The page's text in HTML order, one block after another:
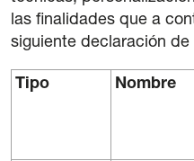
las finalidades que a
siguiente declaración de
Tipo Nombre